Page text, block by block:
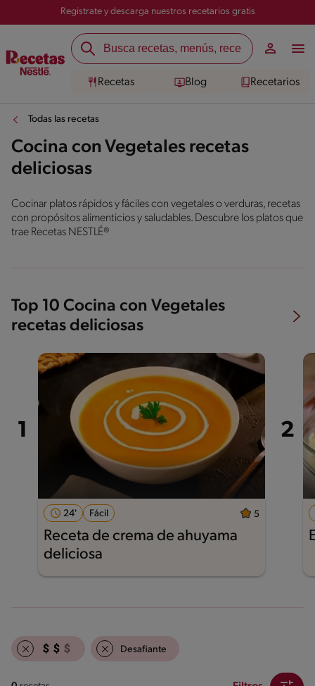
Registrate y descarga nuestros recetarios gratis
Recetas Blog Recetarios
Todas las recetas
Cocina con Vegetales recetas
deliciosas
Cocinar platos rápidos y fáciles con vegetales o verduras, recetas
con propósitos alimenticios y saludables. Descubre los platos que
trae Recetas NESTLÉ®
Top 10 Cocina con Vegetales
recetas deliciosas
24' Fácil 5
Receta de crema de ahuyama
deliciosa
Desafiante